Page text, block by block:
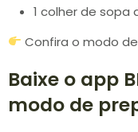
1 colher de sopa
Confira o modo
Baixe o app
modo de